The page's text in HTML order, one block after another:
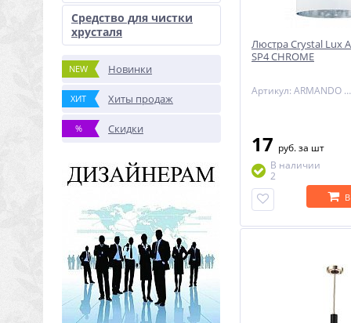
Средство для чистки
хрусталя
NEW Новинки
ХИТ Хиты продаж
% Скидки
Люстра Crystal Lux
SP4 CHROME
Артикул: ARMANDO SP4 CHROME
17 руб.за шт
В наличии
2